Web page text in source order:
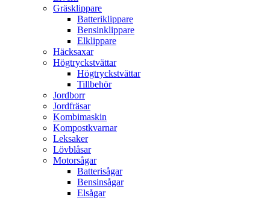
Gräsklippare
Batteriklippare
Bensinklippare
Elklippare
Häcksaxar
Högtryckstvättar
Högtryckstvättar
Tillbehör
Jordborr
Jordfräsar
Kombimaskin
Kompostkvarnar
Leksaker
Lövblåsar
Motorsågar
Batterisågar
Bensinsågar
Elsågar